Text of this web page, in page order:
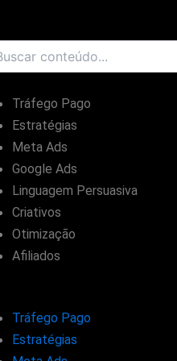
Tráfego Pago
Estratégias
Meta Ads
Google Ads
Linguagem Persuasiva
Criativos
Otimização
Afiliados
Tráfego Pago
Estratégias